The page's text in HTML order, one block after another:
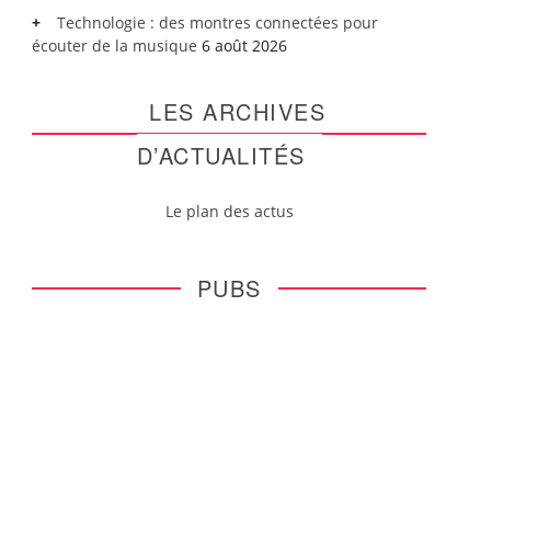
Technologie : des montres connectées pour
écouter de la musique 6 août 2026
LES ARCHIVES
D’ACTUALITÉS
Le plan des actus
PUBS